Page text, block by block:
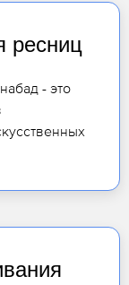
ресниц
- это